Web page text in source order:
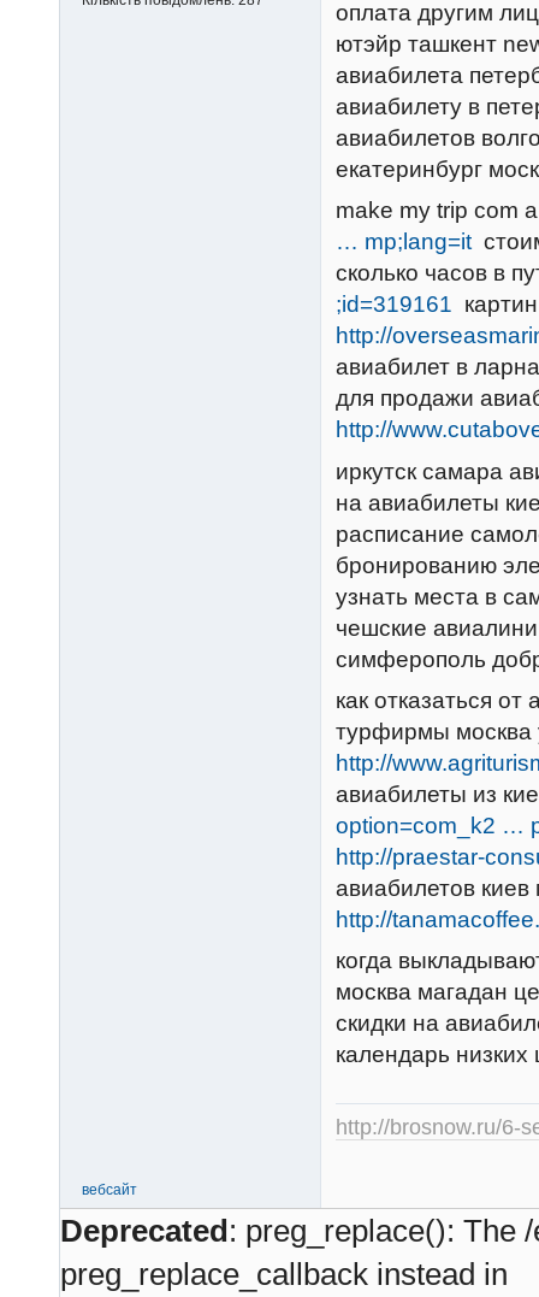
оплата другим
ютэйр ташкент
авиабилета
авиабилету в
авиабилетов
екатеринбург
make my trip com
… mp;lang=it
сколько часов в
;id=319161
http://
авиабилет в
для продажи
http://
иркутск самара
на авиабилеты
расписание
бронированию
узнать места в
чешские
симферополь
как отказаться
турфирмы
http://
авиабилеты из
option=com_k2 …
http://praestar-
авиабилетов киев
http://
когда
москва магадан
скидки на
календарь низких
http://brosnow.ru/6-
вебсайт
Deprecated: preg_replace(): The
preg_replace_callback instead in